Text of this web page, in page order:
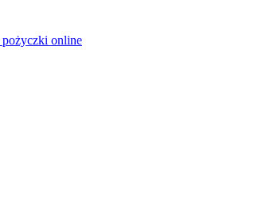
pożyczki online